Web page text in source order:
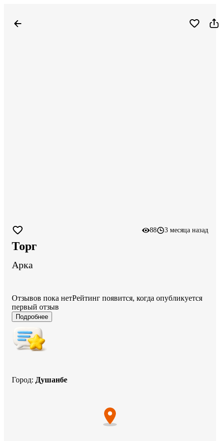
88 3 месяца назад
Торг
Арка
Отзывов пока нетРейтинг появится, когда опубликуется
первый отзыв
Подробнее
Город: Душанбе